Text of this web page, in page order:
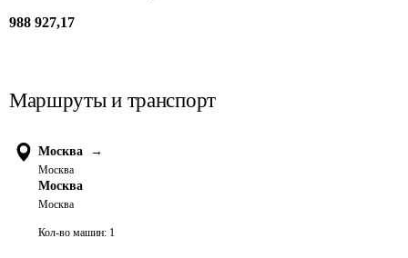
988 927,17
Маршруты и транспорт
Москва →
Москва
Москва
Москва
Кол-во машин: 1